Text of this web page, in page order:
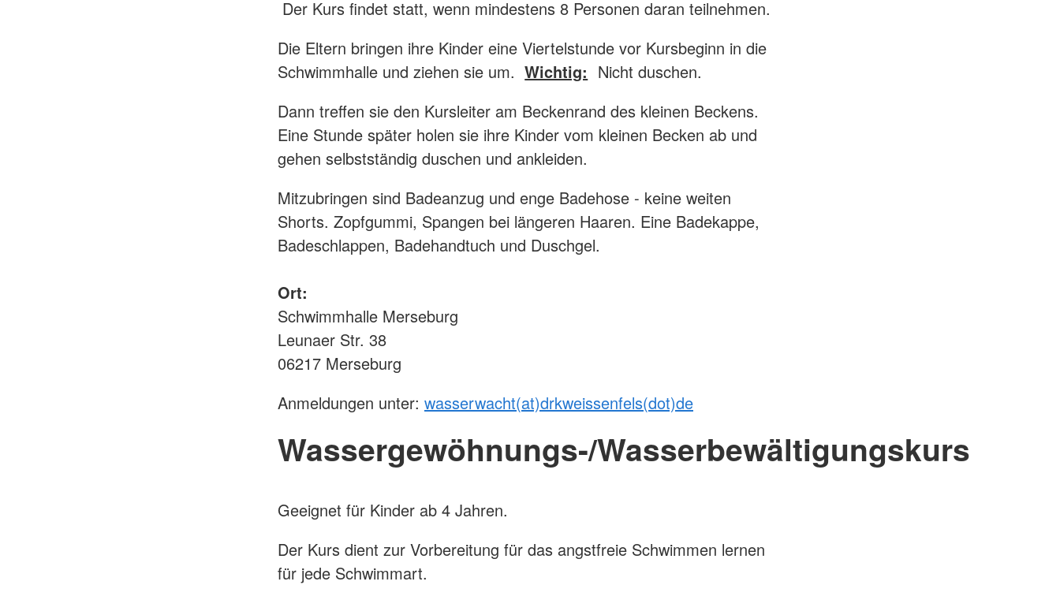
Der Kurs findet statt, wenn mindestens 8 Personen daran teilnehmen.
Die Eltern bringen ihre Kinder eine Viertelstunde vor Kursbeginn in die
Schwimmhalle und ziehen sie um. Wichtig: Nicht duschen.
Dann treffen sie den Kursleiter am Beckenrand des kleinen Beckens.
Eine Stunde später holen sie ihre Kinder vom kleinen Becken ab und
gehen selbstständig duschen und ankleiden.
Mitzubringen sind Badeanzug und enge Badehose - keine weiten
Shorts. Zopfgummi, Spangen bei längeren Haaren. Eine Badekappe,
Badeschlappen, Badehandtuch und Duschgel.
Ort:
Schwimmhalle Merseburg
Leunaer Str. 38
06217 Merseburg
Anmeldungen unter: wasserwacht(at)drkweissenfels(dot)de
Wassergewöhnungs-/Wasserbewältigungskurs
Geeignet für Kinder ab 4 Jahren.
Der Kurs dient zur Vorbereitung für das angstfreie Schwimmen lernen
für jede Schwimmart.